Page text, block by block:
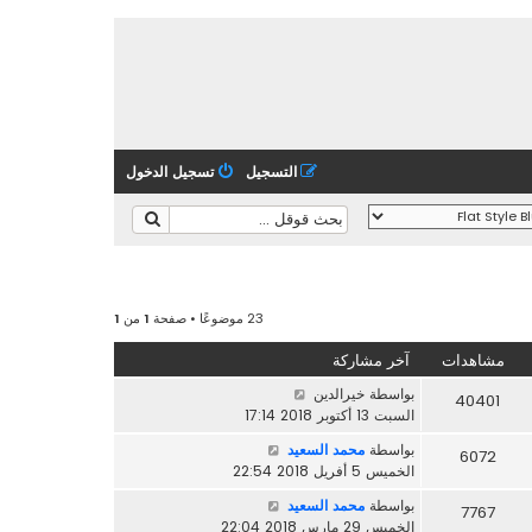
تسجيل الدخول التسجيل
23 موضوعًا • صفحة 1 من 1
مشاهدات آخر مشاركة
40401 بواسطة خيرالدين
السبت 13 أكتوبر 2018 17:14
6072 بواسطة محمد السعيد
الخميس 5 أفريل 2018 22:54
7767 بواسطة محمد السعيد
الخميس 29 مارس 2018 22:04